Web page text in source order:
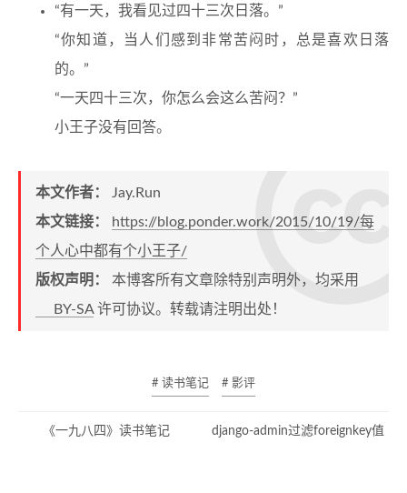
“有一天，我看见过四十三次日落。”
“你知道，当人们感到非常苦闷时，总是喜欢日落
的。”
“一天四十三次，你怎么会这么苦闷？”
小王子没有回答。
本文作者：
Jay.Run
本文链接：
https://blog.ponder.work/2015/10/19/每
个人心中都有个小王子/
版权声明： 本博客所有文章除特别声明外，均采用
BY-SA许可协议。转载请注明出处！
# 读书笔记 # 影评
《一九八四》读书笔记 django-admin过滤foreignkey值